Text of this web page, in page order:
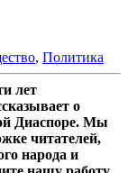
, Политика
лет
о
Диаспоре. Мы
читателей,
народа и